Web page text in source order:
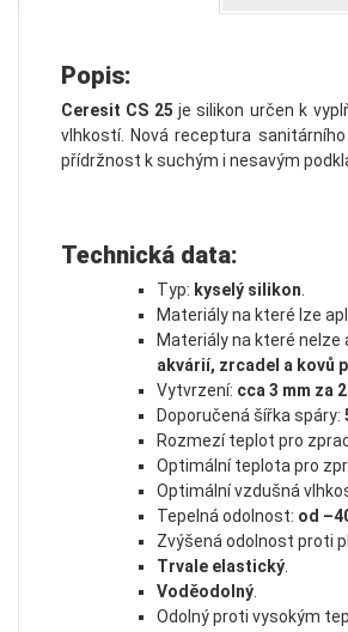
Popis:
Ceresit CS 25 je silikon určen k
vlhkostí. Nová receptura
přídržnost k suchým i nesavým
Technická data:
Typ: kyselý silikon.
Materiály na které lze
Materiály na které nelze
akvárií, zrcadel a kovů
Vytvrzení: cca 3 mm za
Doporučená šířka spáry:
Rozmezí teplot pro
Optimální teplota pro
Optimální vzdušná
Tepelná odolnost: od
Zvýšená odolnost proti
Trvale elastický.
Voděodolný.
Odolný proti vysokým